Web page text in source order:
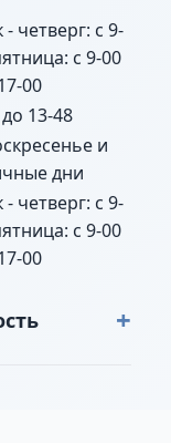
четверг: с 9-
с 9-00
00
13-48
и
дни
четверг: с 9-
с 9-00
00
+